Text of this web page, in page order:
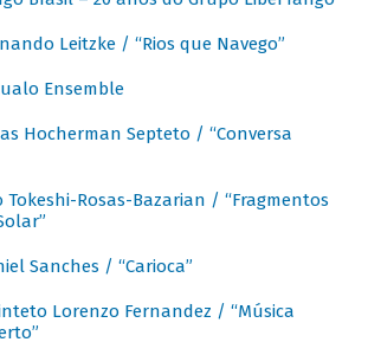
Leitzke / “Rios que Navego”
Ensemble
Hocherman Septeto / “Conversa
Tokeshi-Rosas-Bazarian / “Fragmentos
Sanches / “Carioca”
Lorenzo Fernandez / “Música